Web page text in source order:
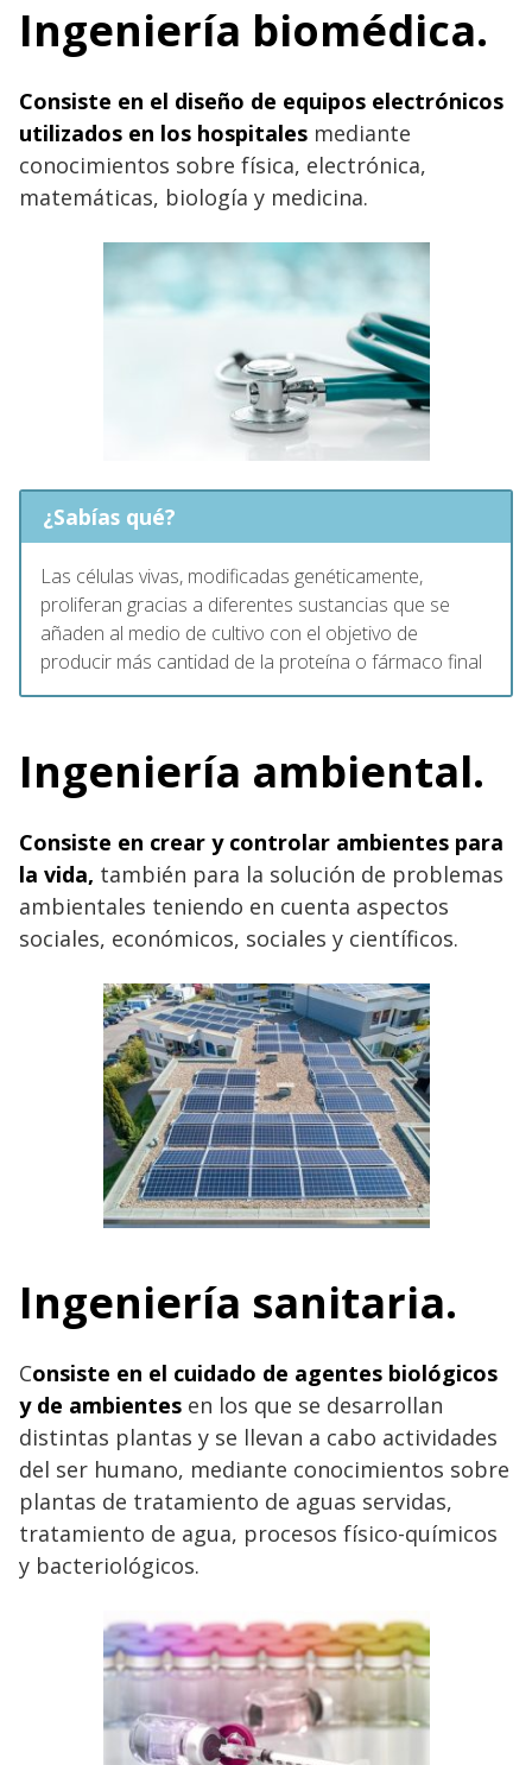
Ingeniería biomédica.
Consiste en el diseño de equipos electrónicos
utilizados en los hospitales mediante
conocimientos sobre física, electrónica,
matemáticas, biología y medicina.
¿Sabías qué?
Las células vivas, modificadas genéticamente,
proliferan gracias a diferentes sustancias que se
añaden al medio de cultivo con el objetivo de
producir más cantidad de la proteína o fármaco final
Ingeniería ambiental.
Consiste en crear y controlar ambientes para
la vida, también para la solución de problemas
ambientales teniendo en cuenta aspectos
sociales, económicos, sociales y científicos.
Ingeniería sanitaria.
Consiste en el cuidado de agentes biológicos
y de ambientes en los que se desarrollan
distintas plantas y se llevan a cabo actividades
del ser humano, mediante conocimientos sobre
plantas de tratamiento de aguas servidas,
tratamiento de agua, procesos físico-químicos
y bacteriológicos.